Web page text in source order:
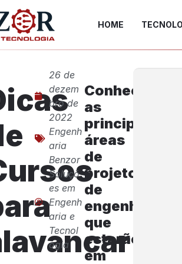
HOME
26 de
dezem
bro de
2022
Engenh
aria
Benzor
Soluçõ
es em
Engenh
aria e
Tecnol
ogia
Conheça
as
principais
áreas
de
projetos
de
engenharia
que
estarão
em